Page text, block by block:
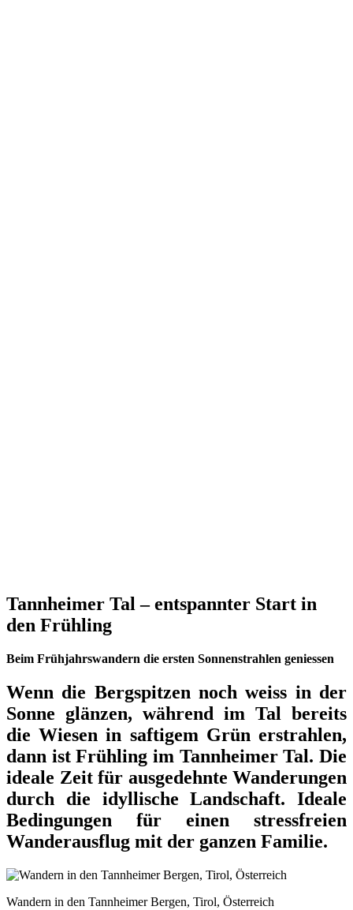
Tannheimer Tal – entspannter Start in
den Frühling
Beim Frühjahrswandern die ersten Sonnenstrahlen geniessen
Wenn die Bergspitzen noch weiss in der
Sonne glänzen, während im Tal bereits
die Wiesen in saftigem Grün erstrahlen,
dann ist Frühling im Tannheimer Tal. Die
ideale Zeit für ausgedehnte Wanderungen
durch die idyllische Landschaft. Ideale
Bedingungen für einen stressfreien
Wanderausflug mit der ganzen Familie.
Wandern in den Tannheimer Bergen, Tirol, Österreich